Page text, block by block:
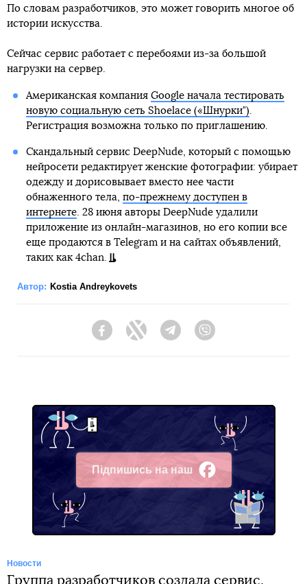
По словам разработчиков, это может говорить многое об
истории искусства.
Сейчас сервис работает с перебоями из-за большой
нагрузки на сервер.
Американская компания Google начала тестировать
новую социальную сеть Shoelace («Шнурки").
Регистрация возможна только по приглашению.
Скандальный сервис DeepNude, который с помощью
нейросети редактирует женские фотографии: убирает
одежду и дорисовывает вместо нее части
обнаженного тела, по-прежнему доступен в
интернете. 28 июня авторы DeepNude удалили
приложение из онлайн-магазинов, но его копии все
еще продаются в Telegram и на сайтах объявлений,
таких как 4chan.
Автор: Kostia Andreykovets
FacebookTwitter Telegram
Підпишись на наш
Facebook
Новости
Группа разработчиков создала сервис,